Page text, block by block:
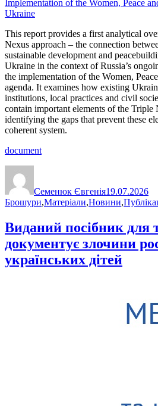
This report provides a first analytical
Nexus approach – the connection
sustainable development and
Ukraine in the context of Russia’s
the implementation of the Women,
agenda. It examines how existing
institutions, local practices and civil
contain important elements of the Triple
identifying the gaps that prevent these
coherent system.
document
Семенюк Євгенія19.07.2026
Брошури,Матеріали,Новини,
Виданий посібник для
документує злочини
українських дітей